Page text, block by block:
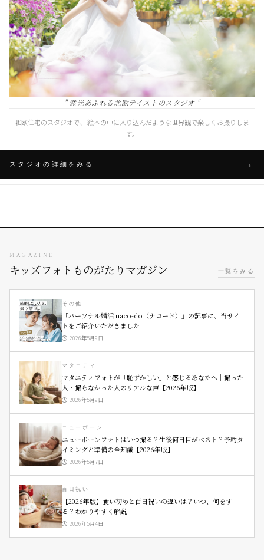
" 然光あふれる北欧テイストのスタジオ "
北欧住宅のスタジオで、 絵本の中に入り込んだような世界観で楽しくお撮りしま
す。
スタジオの詳細をみる
MAGAZINE
キッズフォトものがたりマガジン 一覧をみる
その他
「パーソナル婚活 naco-do（ナコード）」の記事に、当サイ
トをご紹介いただきました
2026年5月9日
マタニティ
マタニティフォトが「恥ずかしい」と感じるあなたへ｜撮った
人・撮らなかった人のリアルな声【2026年版】
2026年5月9日
ニューボーン
ニューボーンフォトはいつ撮る？生後何日目がベスト？予約タ
イミングと準備の全知識【2026年版】
2026年5月7日
百日祝い
【2026年版】食い初めと百日祝いの違いは？いつ、何をす
る？わかりやすく解説
2026年5月4日